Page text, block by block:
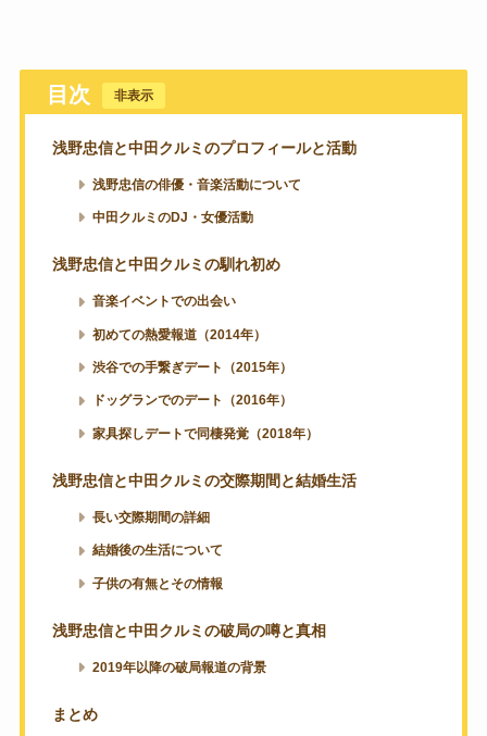
目次 [非表示
浅野忠信と中田クルミのプロフィールと活動
浅野忠信の俳優・音楽活動について
中田クルミのDJ・女優活動
浅野忠信と中田クルミの馴れ初め
音楽イベントでの出会い
初めての熱愛報道（2014年）
渋谷での手繋ぎデート（2015年）
ドッグランでのデート（2016年）
家具探しデートで同棲発覚（2018年）
浅野忠信と中田クルミの交際期間と結婚生活
長い交際期間の詳細
結婚後の生活について
子供の有無とその情報
浅野忠信と中田クルミの破局の噂と真相
2019年以降の破局報道の背景
まとめ